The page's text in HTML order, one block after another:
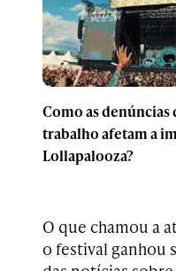
Como as denúncias
trabalho afetam a
Lollapalooza?
O que chamou a
o festival ganhou